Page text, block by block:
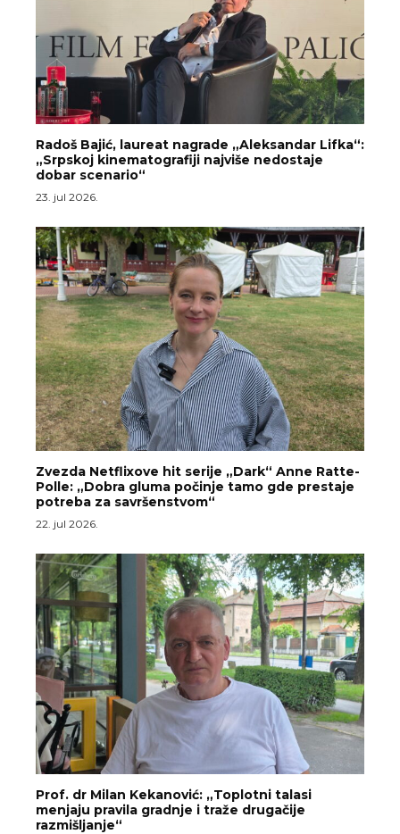
Radoš Bajić, laureat nagrade „Aleksandar Lifka“:
„Srpskoj kinematografiji najviše nedostaje
dobar scenario“
23. jul 2026.
Zvezda Netflixove hit serije „Dark“ Anne Ratte-
Polle: „Dobra gluma počinje tamo gde prestaje
potreba za savršenstvom“
22. jul 2026.
Prof. dr Milan Kekanović: „Toplotni talasi
menjaju pravila gradnje i traže drugačije
razmišljanje“